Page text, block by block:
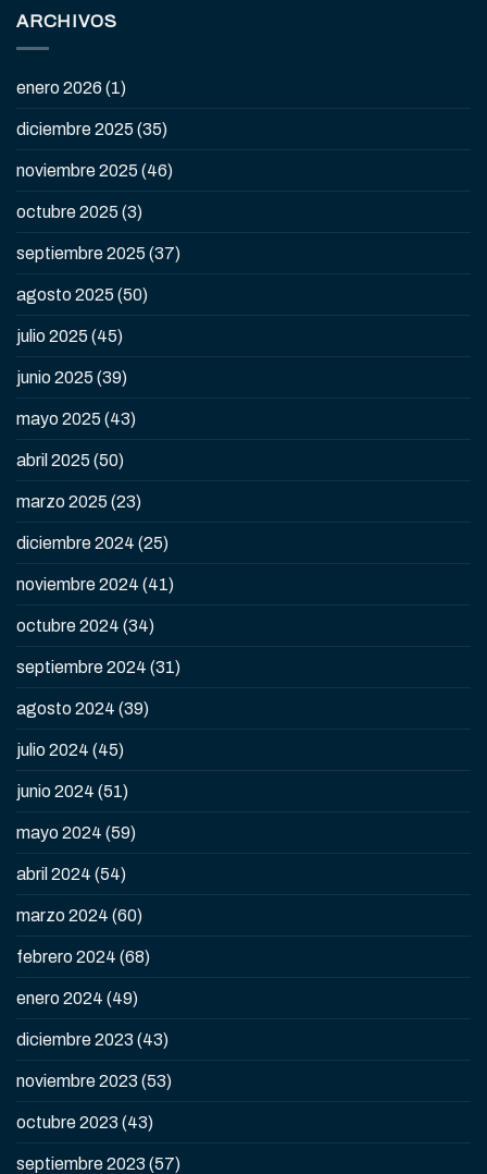
ARCHIVOS
enero 2026 (1)
diciembre 2025 (35)
noviembre 2025 (46)
octubre 2025 (3)
septiembre 2025 (37)
agosto 2025 (50)
julio 2025 (45)
junio 2025 (39)
mayo 2025 (43)
abril 2025 (50)
marzo 2025 (23)
diciembre 2024 (25)
noviembre 2024 (41)
octubre 2024 (34)
septiembre 2024 (31)
agosto 2024 (39)
julio 2024 (45)
junio 2024 (51)
mayo 2024 (59)
abril 2024 (54)
marzo 2024 (60)
febrero 2024 (68)
enero 2024 (49)
diciembre 2023 (43)
noviembre 2023 (53)
octubre 2023 (43)
septiembre 2023 (57)